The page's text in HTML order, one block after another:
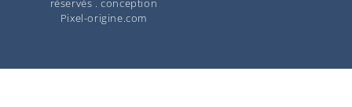
réservés . conception
Pixel-origine.com